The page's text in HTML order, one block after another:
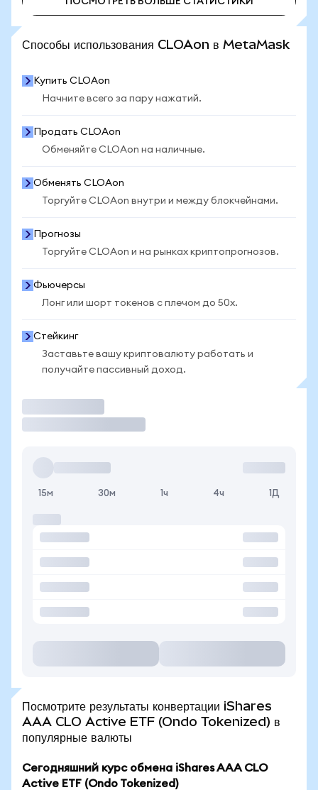
Способы использования CLOAon в MetaMask
Купить CLOAon
Начните всего за пару нажатий.
Продать CLOAon
Обменяйте CLOAon на наличные.
Обменять CLOAon
Торгуйте CLOAon внутри и между блокчейнами.
Прогнозы
Торгуйте CLOAon и на рынках криптопрогнозов.
Фьючерсы
Лонг или шорт токенов с плечом до 50x.
Стейкинг
Заставьте вашу криптовалюту работать и
получайте пассивный доход.
15м 30м 1ч 4ч 1Д
Посмотрите результаты конвертации iShares
AAA CLO Active ETF (Ondo Tokenized) в
популярные валюты
Сегодняшний курс обмена iShares AAA CLO
Active ETF (Ondo Tokenized)